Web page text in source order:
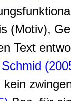
(Motiv),
Text
Schmid
kein